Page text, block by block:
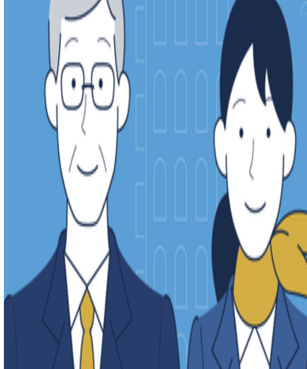
おもてなしHRは株式会社ネクストビートが提供する観光業界向けの人材マッチング
備えています。
1→10（プロダクト成長）
募集中の求人情報
【仙台・転勤なし】おもてなしHR 両面型キャリアアドバイザー
仙台市